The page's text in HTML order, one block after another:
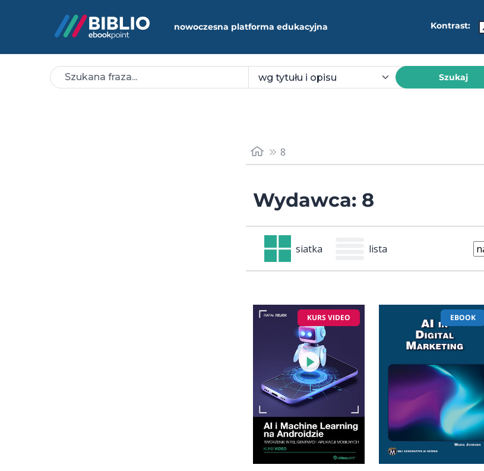
nowoczesna platforma edukacyjna Kontrast:
Szukaj
8
Wydawca: 8
siatka lista
KURS VIDEO EBOOK